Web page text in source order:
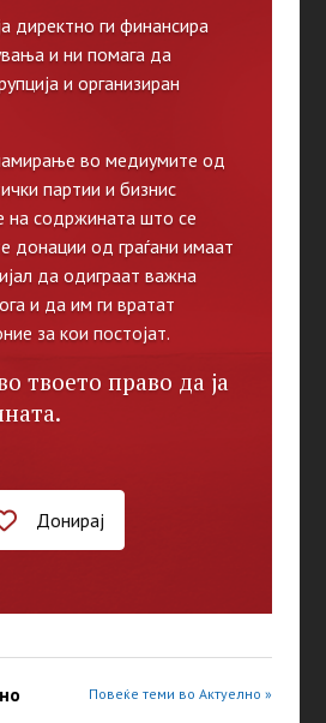
директно ги финансира
и ни помага да
и организиран
во медиумите од
партии и бизнис
на содржината што се
донации од граѓани имаат
да одиграат важна
и да им ги вратат
за кои постојат.
твоето право да ја
Донирај
Повеќе теми во Актуелно »